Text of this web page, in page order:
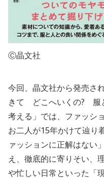
Ⓒ晶文社
今回、晶文社から発売さ
きて どこへいくの? 服
考える」では、ファッシ
お二人が15年かけて辿り
ァッションに正解はない
え、徹底的に寄りそい、
や忙しい日常といった「